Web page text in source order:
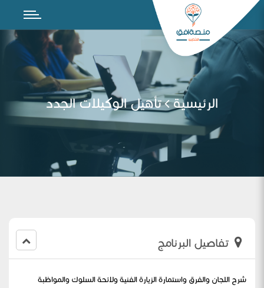
الرئيسية تأهيل الوكيلات الجدد
تفاصيل البرنامج
شرح اللجان والفرق واستمارة الزيارة الفنية ولائحة السلوك والمواظبة